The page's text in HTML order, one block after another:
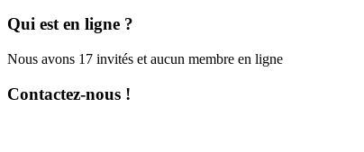
Qui est en ligne ?
Nous avons 17 invités et aucun membre en ligne
Contactez-nous !